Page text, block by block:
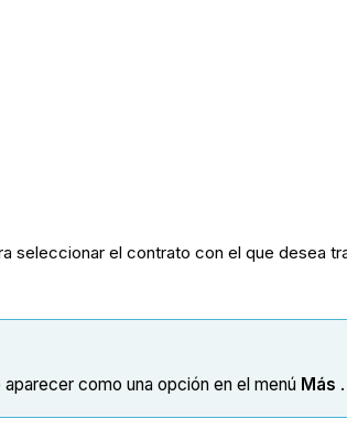
seleccionar el contrato con el que desea
como una opción en el menú Más .